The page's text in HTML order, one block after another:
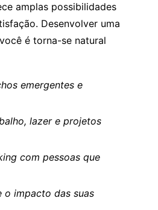
amplas possibilidades
Desenvolver uma
é torna-se natural
emergentes e
lazer e projetos
com pessoas que
impacto das suas